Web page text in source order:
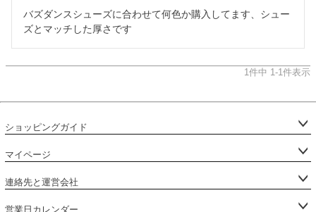
バズダンスシューズに合わせて何色か購入してます、シュー
ズとマッチした厚さです
1 件中 1 -1 件表示
ショッピングガイド
マイページ
連絡先と運営会社
営業日カレンダー